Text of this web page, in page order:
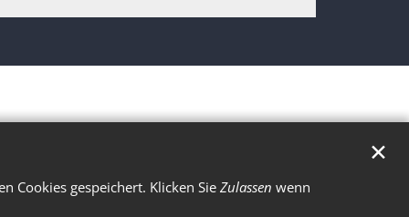
Cookies gespeichert. Klicken Sie Zulassen wenn
✕